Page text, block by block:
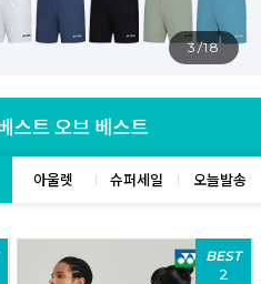
4/18
아울렛 슈퍼세일 오늘발송
BEST
2